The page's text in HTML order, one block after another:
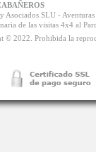
Asociados SLU -
de las visitas 4x4 al
© 2022. Prohibida la